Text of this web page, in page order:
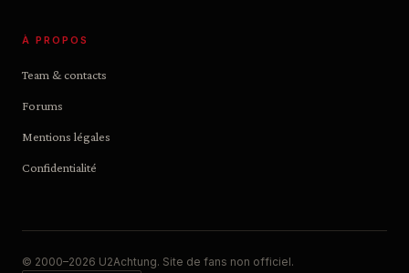
À PROPOS
Team & contacts
Forums
Mentions légales
Confidentialité
© 2000–2026 U2Achtung. Site de fans non officiel.